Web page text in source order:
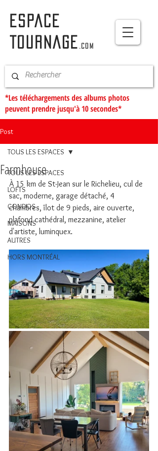
ESPACE
TOURNAGE
.com
*Les téléchargements des albums photos
peuvent prendre jusqu'à 10 secondes*
Post
TOUS LES ESPACES
LOFTS
CONDOS
MAISONS
AUTRES
HORS MONTRÉAL
TOUS LES ESPACES
Farmhouse
À 15 km de St-Jean sur le Richelieu, cul de
sac, moderne, garage détaché, 4
chambres, îlot de 9 pieds, aire ouverte,
plafond cathédral, mezzanine, atelier
d'artiste, luminquex.